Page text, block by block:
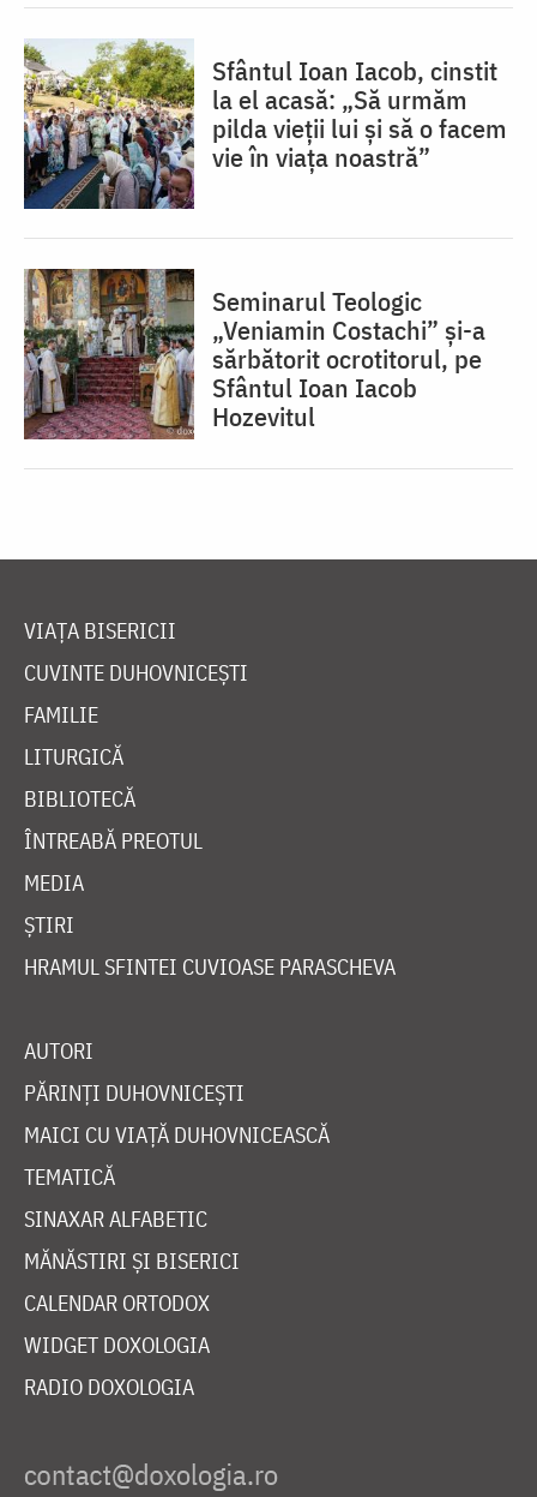
Sfântul Ioan Iacob, cinstit
la el acasă: „Să urmăm
pilda vieții lui și să o facem
vie în viața noastră”
Seminarul Teologic
„Veniamin Costachi” și-a
sărbătorit ocrotitorul, pe
Sfântul Ioan Iacob
Hozevitul
VIAȚA BISERICII
CUVINTE DUHOVNICEȘTI
FAMILIE
LITURGICĂ
BIBLIOTECĂ
ÎNTREABĂ PREOTUL
MEDIA
ȘTIRI
HRAMUL SFINTEI CUVIOASE PARASCHEVA
AUTORI
PĂRINȚI DUHOVNICEȘTI
MAICI CU VIAȚĂ DUHOVNICEASCĂ
TEMATICĂ
SINAXAR ALFABETIC
MĂNĂSTIRI ȘI BISERICI
CALENDAR ORTODOX
WIDGET DOXOLOGIA
RADIO DOXOLOGIA